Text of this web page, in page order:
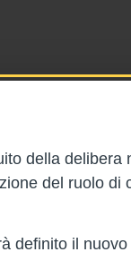
della delibera
del ruolo di
definito il